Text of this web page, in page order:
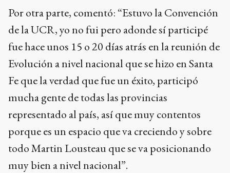
Por otra parte, comentó: “Estuvo la Convención
de la UCR, yo no fui pero adonde sí participé
fue hace unos 15 o 20 días atrás en la reunión de
Evolución a nivel nacional que se hizo en Santa
Fe que la verdad que fue un éxito, participó
mucha gente de todas las provincias
representado al país, así que muy contentos
porque es un espacio que va creciendo y sobre
todo Martin Lousteau que se va posicionando
muy bien a nivel nacional”.